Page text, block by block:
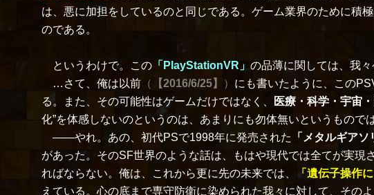
は、悪に加担をしているのと同じである。ゲーム業界のために積
のである。
というわけで。この 「PlayStationVR」 の品薄に関しては、我
…さて、俺は以前 （ 【2016/6/25】 ） にも書いたように、この
る。また、その可能性はゲームだけではなく、
医療・科学・宇宙
化”を体感しないのというのは、あまりにも勿体無いというもので
――やれ。あの、初代PSで1998年に発売された
「メタルギアソ
があった。そのSF世界のような話は、もはや現代では全てが実
ればならない。俺は、これから更に先の未来では、
「遺伝子操作
えている。心の底まで専守防衛に染められた我々に対して、その